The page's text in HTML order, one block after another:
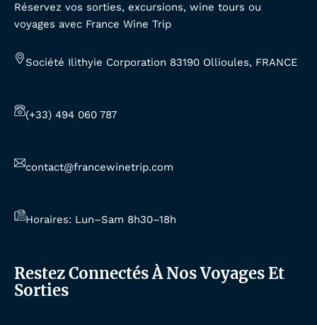
Réservez vos sorties, excursions, wine tours ou
voyages avec France Wine Trip
Société Ilithyie Corporation 83190 Ollioules, FRANCE
(+33) 494 060 787
contact@francewinetrip.com
Horaires: Lun–Sam 8h30–18h
Restez Connectés À Nos Voyages Et
Sorties